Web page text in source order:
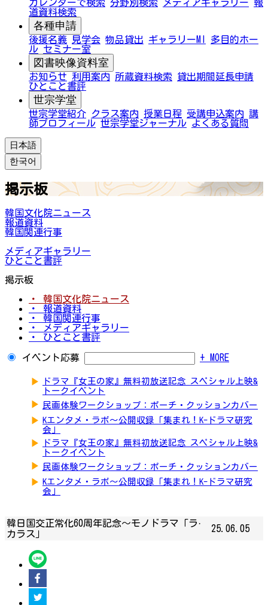
カレンダーで検索 分野別検索 メディアギャラリー 報
道資料検索
各種申請
後援名義 見学会 物品貸出 ギャラリーMI
多目的ホー
ル セミナー室
図書映像資料室
お知らせ 利用案内 所蔵資料検索
貸出期間延長申請
ひとこと書評
世宗学堂
世宗学堂紹介 クラス案内 授業日程 受講申込案内 講
師プロフィール 世宗学堂ジャーナル よくある質問
日本語
한국어
掲示板
韓国文化院ニュース
報道資料
韓国関連行事
メディアギャラリー
ひとこと書評
掲示板
・ 韓国文化院ニュース
・ 報道資料
・ 韓国関連行事
・ メディアギャラリー
・ ひとこと書評
イベント応募 + MORE
▶
ドラマ『女王の家』無料初放送記念 スペシャル上映&
トークイベント
▶ 民画体験ワークショップ：ポーチ・クッションカバー
▶ Kエンタメ・ラボ～公開収録「集まれ！K-ドラマ研究
会」
▶
ドラマ『女王の家』無料初放送記念 スペシャル上映&
トークイベント
▶ 民画体験ワークショップ：ポーチ・クッションカバー
▶ Kエンタメ・ラボ～公開収録「集まれ！K-ドラマ研究
会」
韓日国交正常化60周年記念〜モノドラマ「ラ·
カラス」
25.06.05